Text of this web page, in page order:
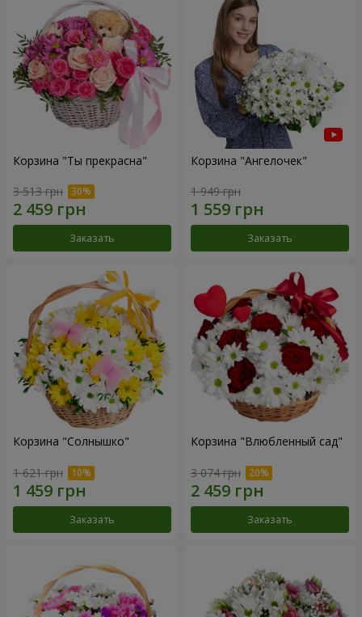
Корзина "Ты прекрасна"
3 513 грн
Заказать
Корзина "Ангелочек"
1 949 грн
Заказать
Корзина "Солнышко"
1 621 грн
Заказать
Корзина "Влюбленный сад"
3 074 грн
Заказать